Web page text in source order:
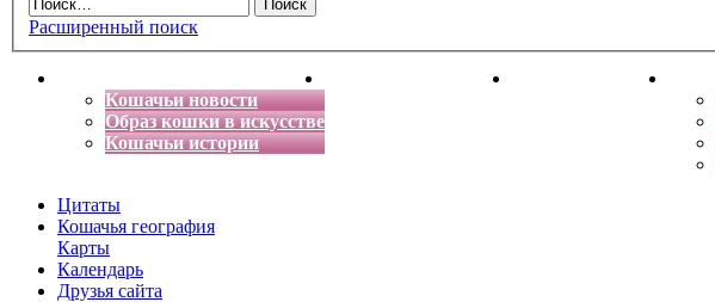
Расширенный поиск
Кошачьи новости
Образ кошки в искусстве
Кошачьи истории
Энциклопедия кошек Детская фантазия
Цитаты
Кошачья география
Карты
Календарь
Друзья сайта